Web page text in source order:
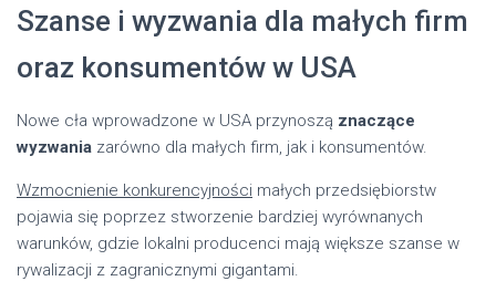
Szanse i wyzwania dla małych firm
oraz konsumentów w USA
Nowe cła wprowadzone w USA przynoszą znaczące
wyzwania zarówno dla małych firm, jak i konsumentów.
Wzmocnienie konkurencyjności małych przedsiębiorstw
pojawia się poprzez stworzenie bardziej wyrównanych
warunków, gdzie lokalni producenci mają większe szanse w
rywalizacji z zagranicznymi gigantami.